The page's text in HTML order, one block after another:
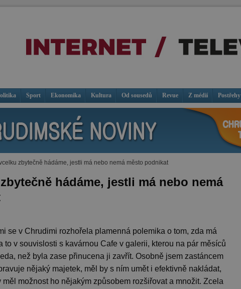
Sport Ekonomika Kultura Od sousedů Revue Z médií Postřehy
zbytečně hádáme, jestli má nebo nemá město podnikat
hádáme, jestli má nebo nemá
se v Chrudimi rozhořela plamenná polemika o tom, zda má
to v souvislosti s kavárnou Cafe v galerii, kterou na pár měsíců
než byla zase přinucena ji zavřít. Osobně jsem zastáncem
nějaký majetek, měl by s ním umět i efektivně nakládat,
možnost ho nějakým způsobem rozšiřovat a množit. Zcela